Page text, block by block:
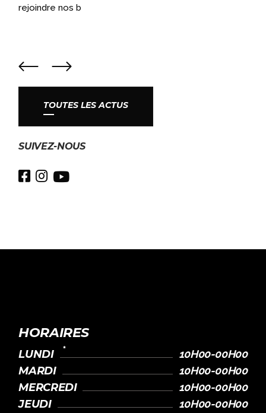
rejoindre nos b
TOUTES LES ACTUS
SUIVEZ-NOUS
HORAIRES
LUNDI 10H00-00H00
MARDI 10H00-00H00
MERCREDI 10H00-00H00
JEUDI 10H00-00H00